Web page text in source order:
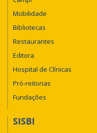
Mobilidade
Bibliotecas
Restaurantes
Editora
Hospital de Clínicas
Pró-reitorias
Fundações
SISBI